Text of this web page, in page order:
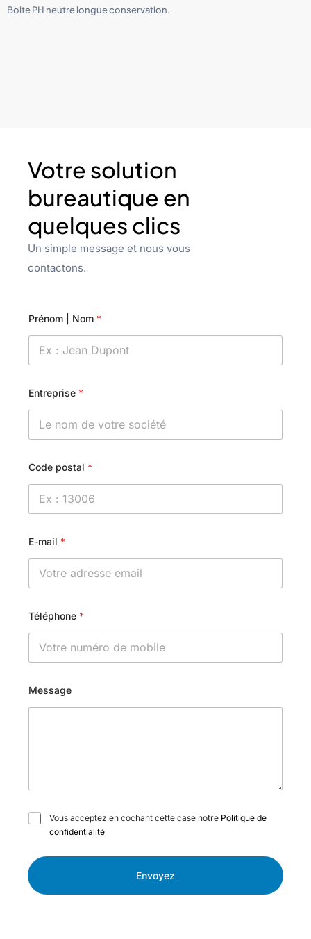
Boite PH neutre longue conservation.
Votre solution
bureautique en
quelques clics
Un simple message et nous vous
contactons.
Prénom | Nom *
Entreprise *
Code postal *
E-mail *
Téléphone *
Message
C
s
à
Vous acceptez en cochant cette case notre Politique de
confidentialité
Envoyez